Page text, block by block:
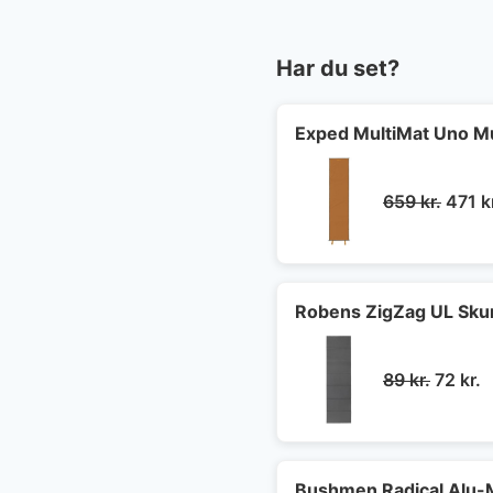
Har du set?
Exped MultiMat Uno
659kr. Den
659
471
Robens ZigZag UL
89kr. Den
89 kr..
72 kr.